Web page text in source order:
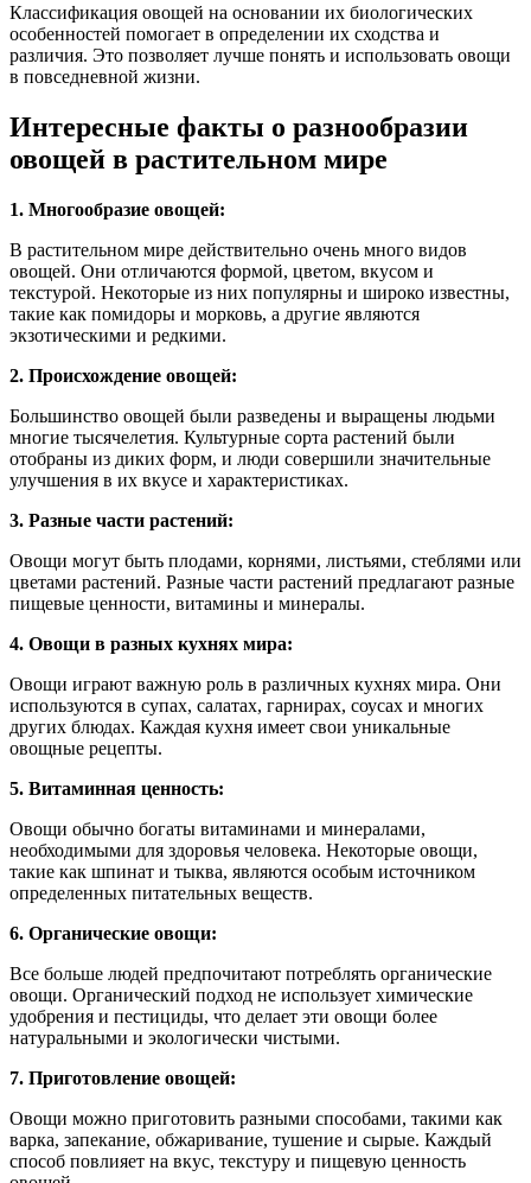
Классификация овощей на основании их биологических
особенностей помогает в определении их сходства и
различия. Это позволяет лучше понять и использовать овощи
в повседневной жизни.
Интересные факты о разнообразии
овощей в растительном мире
1. Многообразие овощей:
В растительном мире действительно очень много видов
овощей. Они отличаются формой, цветом, вкусом и
текстурой. Некоторые из них популярны и широко известны,
такие как помидоры и морковь, а другие являются
экзотическими и редкими.
2. Происхождение овощей:
Большинство овощей были разведены и выращены людьми
многие тысячелетия. Культурные сорта растений были
отобраны из диких форм, и люди совершили значительные
улучшения в их вкусе и характеристиках.
3. Разные части растений:
Овощи могут быть плодами, корнями, листьями, стеблями или
цветами растений. Разные части растений предлагают разные
пищевые ценности, витамины и минералы.
4. Овощи в разных кухнях мира:
Овощи играют важную роль в различных кухнях мира. Они
используются в супах, салатах, гарнирах, соусах и многих
других блюдах. Каждая кухня имеет свои уникальные
овощные рецепты.
5. Витаминная ценность:
Овощи обычно богаты витаминами и минералами,
необходимыми для здоровья человека. Некоторые овощи,
такие как шпинат и тыква, являются особым источником
определенных питательных веществ.
6. Органические овощи:
Все больше людей предпочитают потреблять органические
овощи. Органический подход не использует химические
удобрения и пестициды, что делает эти овощи более
натуральными и экологически чистыми.
7. Приготовление овощей:
Овощи можно приготовить разными способами, такими как
варка, запекание, обжаривание, тушение и сырые. Каждый
способ повлияет на вкус, текстуру и пищевую ценность